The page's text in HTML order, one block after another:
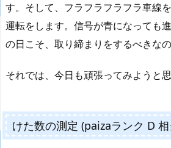
す。そして、フラフラフラフラ車線
運転をします。信号が青になっても
の日こそ、取り締まりをするべきな
それでは、今日も頑張ってみようと思
けた数の測定 (paizaランク D